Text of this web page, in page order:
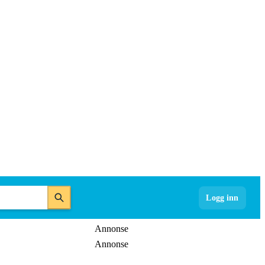
Logg inn
Annonse
Annonse